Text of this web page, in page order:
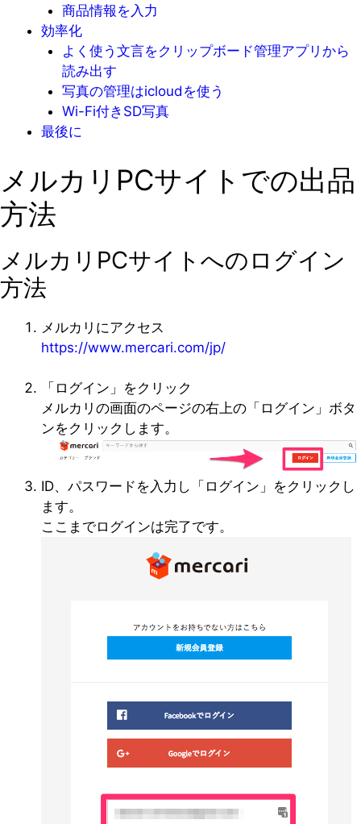
商品情報を入力
効率化
よく使う文言をクリップボード管理アプリから
読み出す
写真の管理はicloudを使う
Wi-Fi付きSD写真
最後に
メルカリPCサイトでの出品
方法
メルカリPCサイトへのログイン
方法
メルカリにアクセス
https://www.mercari.com/jp/
「ログイン」をクリック
メルカリの画面のページの右上の「ログイン」ボタ
ンをクリックします。
ID、パスワードを入力し「ログイン」をクリックし
ます。
ここまでログインは完了です。